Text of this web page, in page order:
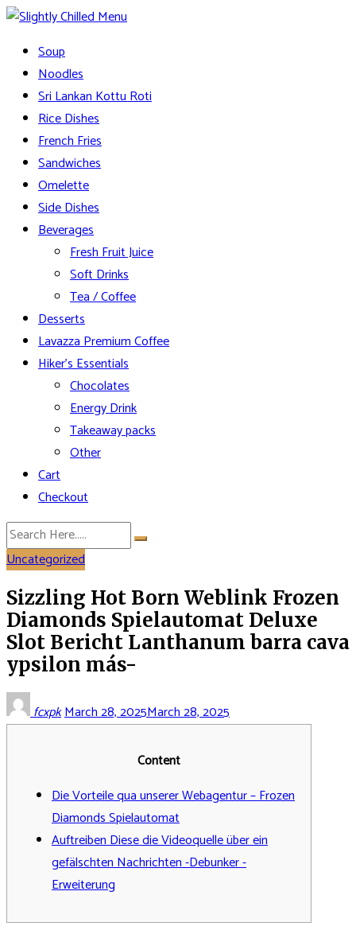
Skip
content
Slightly Chilled Menu
Soup
Noodles
Sri Lankan Kottu Roti
Rice Dishes
French Fries
Sandwiches
Omelette
Side Dishes
Beverages
Fresh Fruit Juice
Soft Drinks
Tea / Coffee
Desserts
Lavazza Premium Coffee
Hiker’s Essentials
Chocolates
Energy Drink
Takeaway packs
Other
Cart
Checkout
Uncategorized
Sizzling Hot Born Weblink Frozen
Diamonds Spielautomat Deluxe
Slot Bericht Lanthanum barra cava
ypsilon más-
fcxpkMarch 28, 2025March 28, 2025
Content
Die Vorteile qua unserer Webagentur – Frozen
Diamonds Spielautomat
Auftreiben Diese die Videoquelle über ein
gefälschten Nachrichten -Debunker -
Erweiterung